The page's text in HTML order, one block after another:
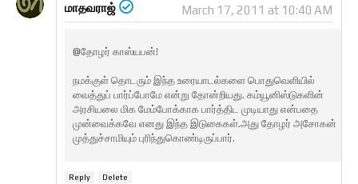
மாதவராஜ் March 17, 2011 at 10:40 AM
@தோழர் காஸ்யபன்!
நமக்குள் தொடரும் இந்த உரையாடல்களை பொதுவெளியில்
வைத்துப் பார்ப்போமே என்று தோன்றியது. கம்யூனிஸ்டுகளின்
அரசியலை மிக மேம்போக்காக பார்த்திட முடியாது என்பதை
முன்வைக்கவே எனது இந்த இடுகைகள்.அது தோழர் அசோகன்
முத்துச்சாமியும் புரிந்துகொண்டிருப்பார்.
Reply Delete